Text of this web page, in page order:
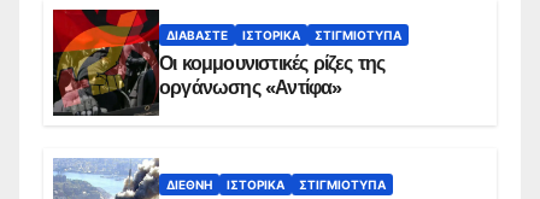
ΔΙΑΒΆΣΤΕ ΙΣΤΟΡΙΚΆ ΣΤΙΓΜΙΌΤΥΠΑ
Οι κομμουνιστικές ρίζες της
οργάνωσης «Αντίφα»
ΔΙΕΘΝΉ ΙΣΤΟΡΙΚΆ ΣΤΙΓΜΙΌΤΥΠΑ